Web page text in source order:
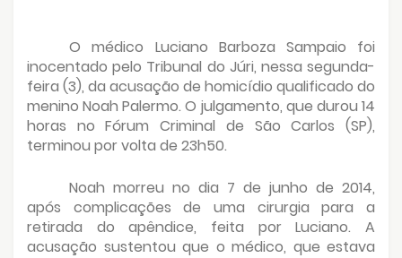
O médico Luciano Barboza Sampaio foi
inocentado pelo Tribunal do Júri, nessa segunda-
feira (3), da acusação de homicídio qualificado do
menino Noah Palermo. O julgamento, que durou 14
horas no Fórum Criminal de São Carlos (SP),
terminou por volta de 23h50.
Noah morreu no dia 7 de junho de 2014,
após complicações de uma cirurgia para a
retirada do apêndice, feita por Luciano. A
acusação sustentou que o médico, que estava